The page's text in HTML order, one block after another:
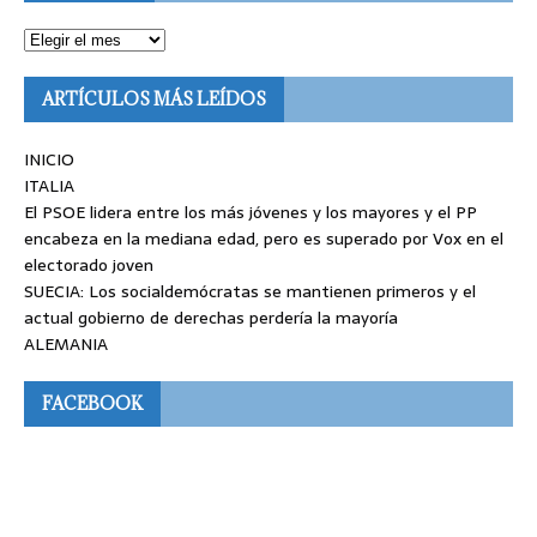
ARTÍCULOS MÁS LEÍDOS
INICIO
ITALIA
El PSOE lidera entre los más jóvenes y los mayores y el PP
encabeza en la mediana edad, pero es superado por Vox en el
electorado joven
SUECIA: Los socialdemócratas se mantienen primeros y el
actual gobierno de derechas perdería la mayoría
ALEMANIA
FACEBOOK